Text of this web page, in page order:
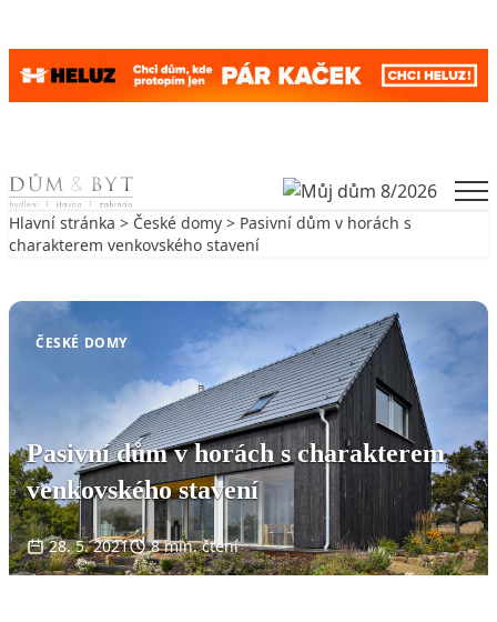
Skip to content
Hlavní stránka > České domy > Pasivní dům v horách s
charakterem venkovského stavení
ČESKÉ DOMY
Pasivní dům v horách s charakterem
venkovského stavení
28. 5. 2021 8 min. čtení